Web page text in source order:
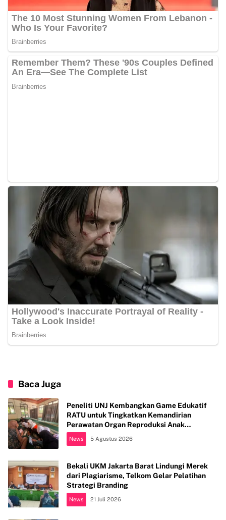
Baca Juga
Peneliti UNJ Kembangkan Game Edukatif
RATU untuk Tingkatkan Kemandirian
Perawatan Organ Reproduksi Anak
Hambatan Intelektual
News 5 Agustus 2026
Bekali UKM Jakarta Barat Lindungi Merek
dari Plagiarisme, Telkom Gelar Pelatihan
Strategi Branding
News 21 Juli 2026